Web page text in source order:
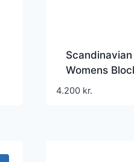
Womens
Brown
4.200 kr.